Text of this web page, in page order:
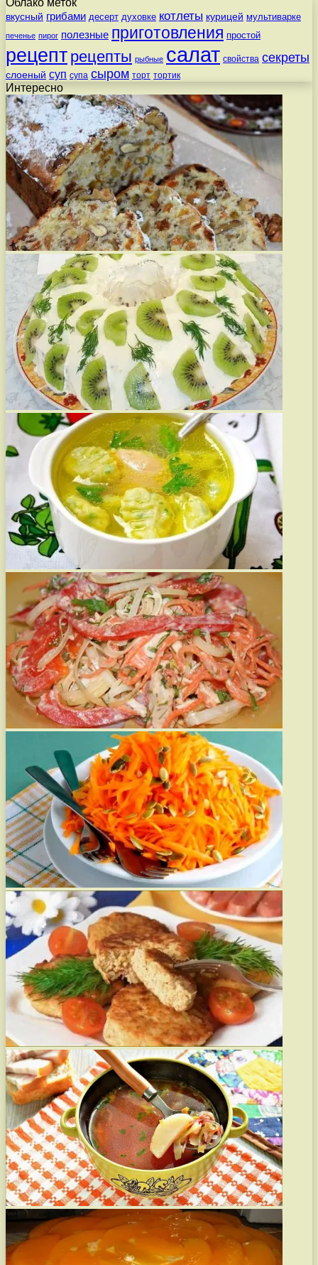
вкусный грибами десерт духовке котлеты курицей мультиварке
печенье пирог полезные приготовления простой
рецепт рецепты рыбные салат свойства секреты
слоеный суп супа сыром торт тортик
Интересно